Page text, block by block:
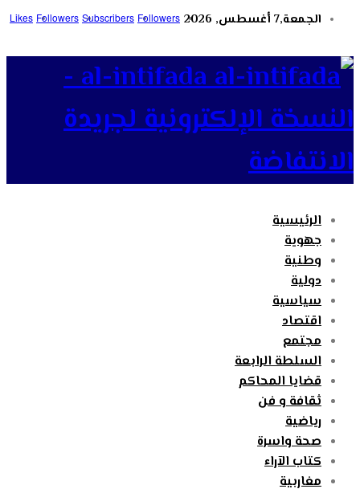
Likes Followers Subscribers Followers الجمعة,7 أغسطس, 2026
al-intifada -
النسخة الإلكترونية لجريدة
الانتفاضة
الرئيسية
جهوية
وطنية
دولية
سياسية
اقتصاد
مجتمع
السلطة الرابعة
قضايا المحاكم
ثقافة و فن
رياضية
صحة واسرة
كتاب الآراء
مغاربية